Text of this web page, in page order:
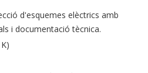
d'esquemes elèctrics amb
i documentació tècnica.